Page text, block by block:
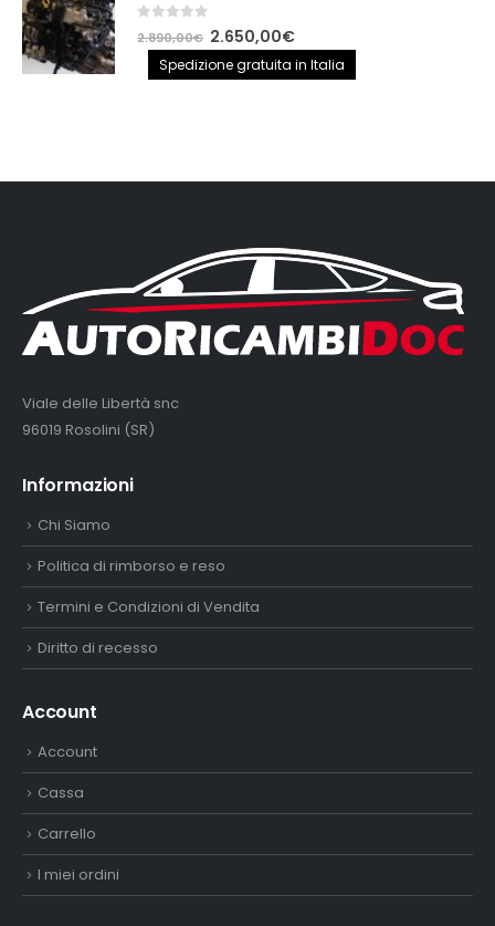
out of 5
2.890,00€ Il
prezzo
originale
2.650,00€Il
prezzo
attuale
Spedizione gratuita in Italia
Viale delle Libertà snc
96019 Rosolini (SR)
Informazioni
Chi Siamo
Politica di rimborso e reso
Termini e Condizioni di Vendita
Diritto di recesso
Account
Account
Cassa
Carrello
I miei ordini